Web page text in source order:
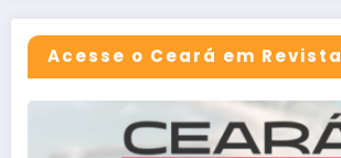
Acesse o Ceará em Revista